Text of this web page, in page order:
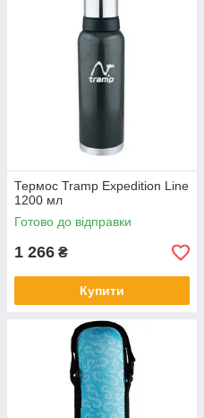
Термос Tramp Expedition Line
1200 мл
Готово до відправки
1 266 ₴
Купити